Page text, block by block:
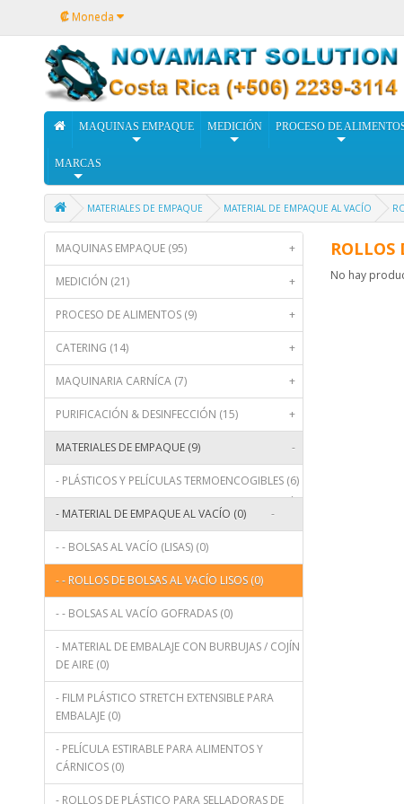
₡ Moneda
MAQUINAS EMPAQUE MEDICIÓN PROCESO DE
MARCAS
MATERIALES DE EMPAQUE MATERIAL DE EMPAQUE AL VACÍO
MAQUINAS EMPAQUE (95) +
MEDICIÓN (21) +
PROCESO DE ALIMENTOS (9) +
CATERING (14) +
MAQUINARIA CARNÍCA (7) +
PURIFICACIÓN & DESINFECCIÓN (15) +
MATERIALES DE EMPAQUE (9) -
- PLÁSTICOS Y PELÍCULAS TERMOENCOGIBLES (6)
+
- MATERIAL DE EMPAQUE AL VACÍO (0)
-
- - BOLSAS AL VACÍO (LISAS) (0)
- - ROLLOS DE BOLSAS AL VACÍO LISOS (0)
- - BOLSAS AL VACÍO GOFRADAS (0)
- MATERIAL DE EMBALAJE CON BURBUJAS / COJÍN
DE AIRE (0)
- FILM PLÁSTICO STRETCH EXTENSIBLE PARA
EMBALAJE (0)
- PELÍCULA ESTIRABLE PARA ALIMENTOS Y
CÁRNICOS (0)
- ROLLOS DE PLÁSTICO PARA SELLADORAS DE
ROLLOS
No hay